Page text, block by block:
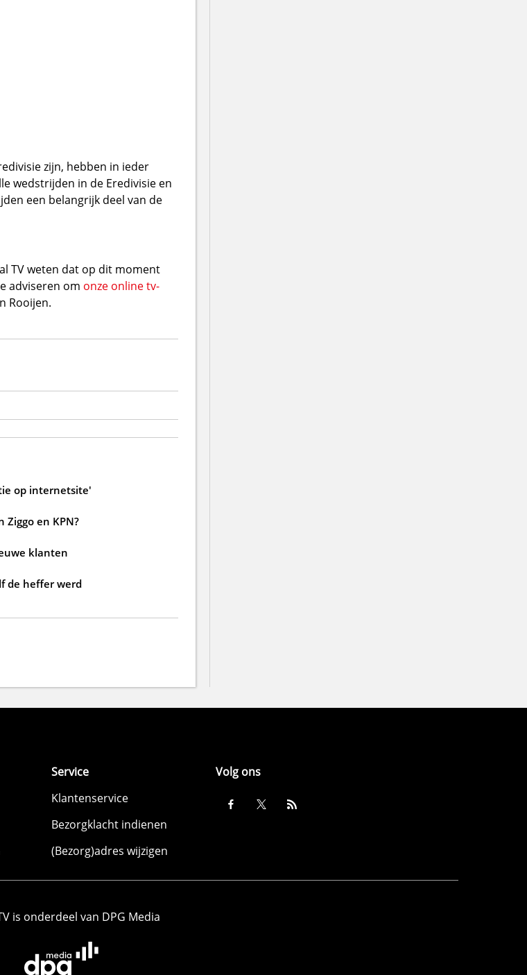
zijn, hebben in ieder
wedstrijden in de Eredivisie en
een belangrijk deel van de
TV weten dat op dit moment
adviseren om onze online tv-
Rooijen.
op internetsite'
en KPN?
klanten
de heffer werd
Service
Klantenservice
Bezorgklacht indienen
(Bezorg)adres wijzigen
Volg ons
is onderdeel van DPG Media